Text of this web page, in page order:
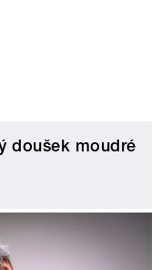
doušek moudré